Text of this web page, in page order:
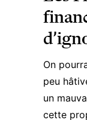
On
peu
un
cette